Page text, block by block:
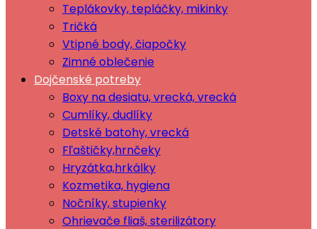
Teplákovky, tepláčky, mikinky
Tričká
Vtipné body, čiapočky
Zimné oblečenie
Dojčenské potreby
Boxy na desiatu, vrecká, vrecká
Cumlíky, dudlíky
Detské batohy, vrecká
Fľaštičky,hrnčeky
Hryzátka,hrkálky
Kozmetika, hygiena
Nočníky, stupienky
Ohrievače fliaš, sterilizátory